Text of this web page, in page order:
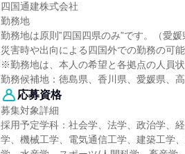
四国通建株式会社
勤務地
勤務地は原則‟四国四県のみ”です。（愛
災害時や出向による四国外での勤務の可
※勤務地は、本人の希望と各拠点の人員
勤務候補地：徳島県、香川県、愛媛県、
応募資格
募集対象詳細
採用予定学科：社会学、法学、政治学、
学、機械工学、電気通信工学、建築工学